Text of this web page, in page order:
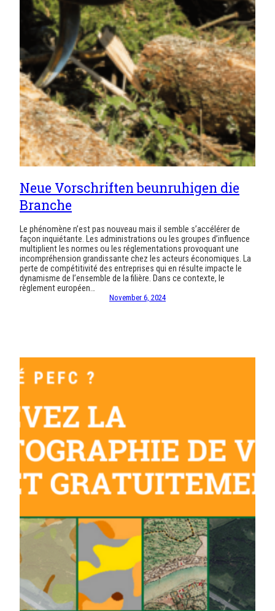
Neue Vorschriften beunruhigen die
Branche
Le phénomène n’est pas nouveau mais il semble s’accélérer de
façon inquiétante. Les administrations ou les groupes d’influence
multiplient les normes ou les réglementations provoquant une
incompréhension grandissante chez les acteurs économiques. La
perte de compétitivité des entreprises qui en résulte impacte le
dynamisme de l’ensemble de la filière. Dans ce contexte, le
règlement européen…
November 6, 2024